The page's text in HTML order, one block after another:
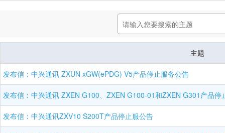
主题
发布信：中兴通讯 ZXUN xGW(ePDG) V5产品停止服务公告
发布信：中兴通讯 ZXEN G100、ZXEN G100-01和ZXEN G301产品停
发布信：中兴通讯ZXV10 S200T产品停止服公告